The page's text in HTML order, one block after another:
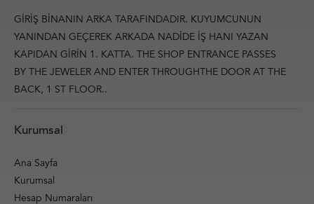
GİRİŞ BİNANIN ARKA TARAFINDADIR. KUYUMCUNUN
YANINDAN GEÇEREK ARKADA NADİDE İŞ HANI YAZAN
KAPIDAN GİRİN 1. KATTA. THE SHOP ENTRANCE PASSES
BY THE JEWELER AND ENTER THROUGHTHE DOOR AT THE
BACK, 1 ST FLOOR..
Kurumsal
Ana Sayfa
Kurumsal
Hesap Numaraları